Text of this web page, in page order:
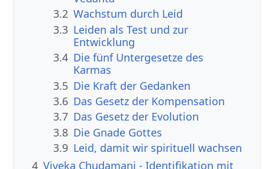
3.2 Wachstum durch Leid
3.3 Leiden als Test und zur
Entwicklung
3.4 Die fünf Untergesetze des
Karmas
3.5 Die Kraft der Gedanken
3.6 Das Gesetz der Kompensation
3.7 Das Gesetz der Evolution
3.8 Die Gnade Gottes
3.9 Leid, damit wir spirituell wachsen
4 Viveka Chudamani - Identifikation mit